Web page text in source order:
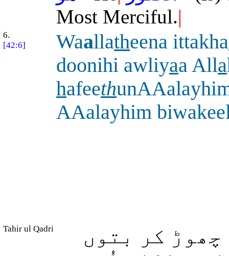
Most Merciful.|
6.
[42:6]
Waallatheena ittakha
doonihi awliyaa Alla
hafeeth
AAalayhim
Tahir ul Qadri
کر بتوں